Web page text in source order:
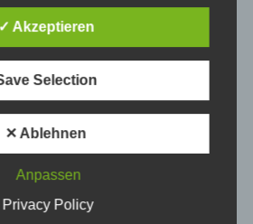
Integrieren der Emotion.
Aufgaben des Verstehens der Emotion
This general data and information
log files. Collected may be (1)
versions used, (2) the operating
system, (3) the website
system reaches our website
(4) the sub-websites, (5) the date
that may be used in the
information technology systems.
general data and information,
any conclusions about the data
information is needed to (1)
✓ Akzeptieren
Selection
✕ Ablehnen
Anpassen
Privacy Policy